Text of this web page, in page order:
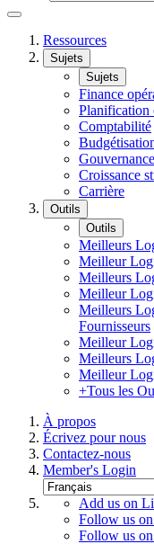
Ressources
Sujets
Sujets
Finance
Planification
Comptabilité
Croissance
Carrière
Outils
Outils
Meilleurs
Meilleur
Meilleurs
Meilleur
Meilleurs
Fournisseurs
Meilleur
Meilleurs
Meilleur
+Tous les
À propos
Écrivez pour nous
Contactez-nous
Member's Login
Add us on
Follow us
Follow us